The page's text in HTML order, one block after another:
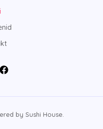
by Sushi House.